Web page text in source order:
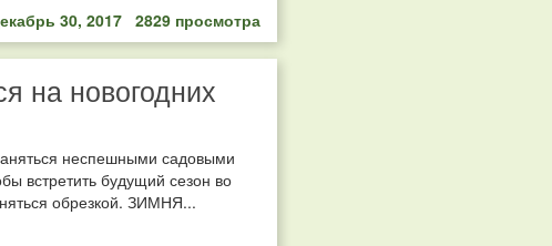
30, 2017 2829 просмотра
на новогодних
неспешными садовыми
встретить будущий сезон во
обрезкой. ЗИМНЯ...